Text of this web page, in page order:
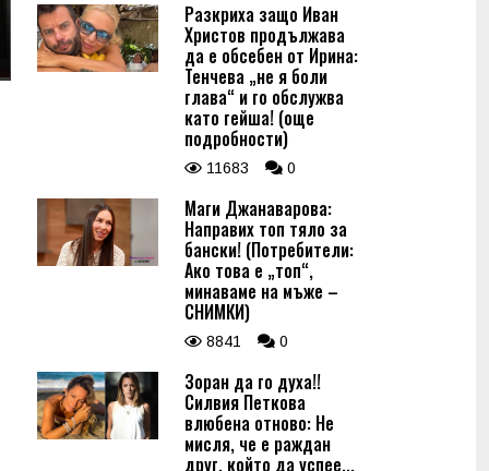
Разкриха защо Иван
Христов продължава
да е обсебен от Ирина:
Тенчева „не я боли
глава“ и го обслужва
като гейша! (още
подробности)
11683 0
Маги Джанаварова:
Направих топ тяло за
бански! (Потребители:
Ако това е „топ“,
минаваме на мъже –
СНИМКИ)
8841 0
Зоран да го духа!!
Силвия Петкова
влюбена отново: Не
мисля, че е раждан
друг, който да успее...